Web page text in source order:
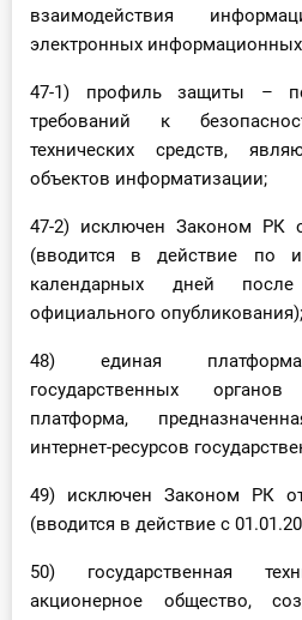
взаимодействия
электронных информационных
47-1) профиль защиты –
требований к
технических средств,
объектов информатизации;
47-2) исключен Законом РК
(вводится в действие по
календарных дней
официального опубликования);
48) единая платформа
государственных
платформа,
интернет-ресурсов
49) исключен Законом РК
(вводится в действие с
50) государственная
акционерное общество,